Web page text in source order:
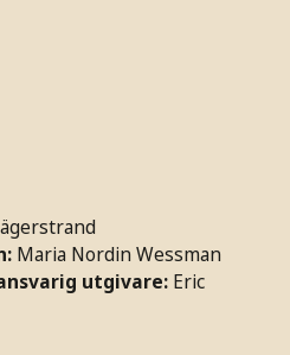
Maria Nordin Wessman
utgivare: Eric